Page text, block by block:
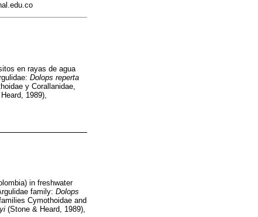
en rayas de agua
Dolops reperta
y Corallanidae,
1989),
in freshwater
family: Dolops
Cymothoidae and
(Stone & Heard, 1989),